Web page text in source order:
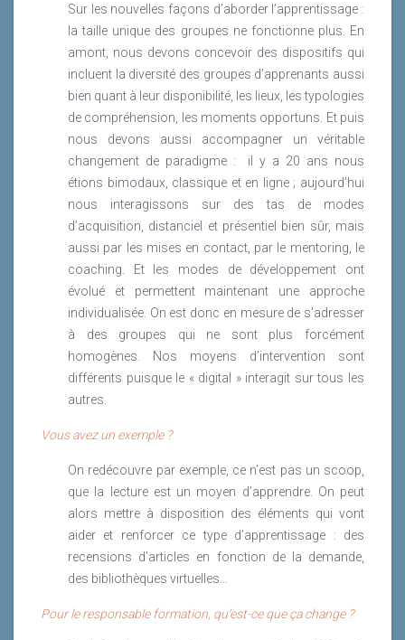
s’impliquer plus activement dans sa formation.
Dans le même temps, l’évolution rapide des
métiers impose une remise à jour rapide des
formations. L’apprentissage des nouvelles
compétences doit être en mouvement pour
s’adapter aux nouveaux contextes des métiers
ainsi qu’aux contraintes de disponibilité des
apprenants.
Lire la suite
Les Edtech au service de l’expérience
apprenant ?
Les Edtech au service de l’expérience
apprenant ?
Avec notre start-up edtech, nous révolutionnons
l’expérience apprenant ! Plus rien ne sera comme
avant, nous vous garantissons un ROI de la
par des entrepreneurs passés par les
accélérateurs de startups, formés au pitch et qui
Sur les nouvelles façons d’aborder l’apprentissage :
la taille unique des groupes ne fonctionne plus. En
amont, nous devons concevoir des dispositifs qui
incluent la diversité des groupes d’apprenants aussi
bien quant à leur disponibilité, les lieux, les typologies
de compréhension, les moments opportuns. Et puis
nous devons aussi accompagner un véritable
changement de paradigme : il y a 20 ans nous
étions bimodaux, classique et en ligne ; aujourd’hui
nous interagissons sur des tas de modes
d’acquisition, distanciel et présentiel bien sûr, mais
aussi par les mises en contact, par le mentoring, le
coaching. Et les modes de développement ont
évolué et permettent maintenant une approche
individualisée. On est donc en mesure de s’adresser
à des groupes qui ne sont plus forcément
homogènes. Nos moyens d’intervention sont
différents puisque le « digital » interagit sur tous les
autres.
Vous avez un exemple ?
On redécouvre par exemple, ce n’est pas un scoop,
que la lecture est un moyen d’apprendre. On peut
alors mettre à disposition des éléments qui vont
aider et renforcer ce type d’apprentissage : des
recensions d’articles en fonction de la demande,
des bibliothèques virtuelles…
Pour le responsable formation, qu’est-ce que ça change ?